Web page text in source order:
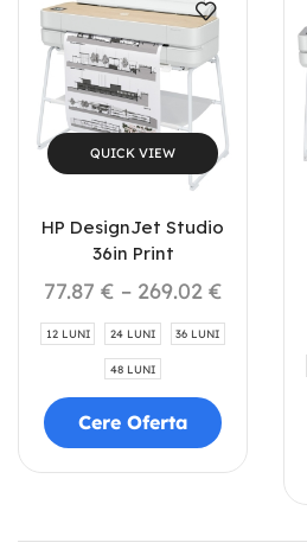
QUICK VIEW
HP DesignJet Studio
36in Print
77.87 € – 269.02 €
12 LUNI 24 LUNI 36 LUNI
48 LUNI
Cere Oferta